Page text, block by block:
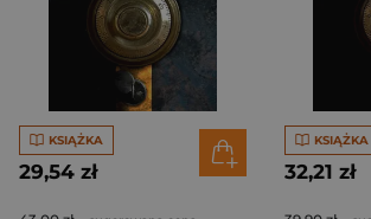
KSIĄŻKA
29,54 zł
KSIĄŻKA
32,21 zł